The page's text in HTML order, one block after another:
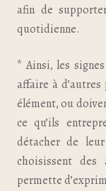
afin de
quotidienne.
* Ainsi, les
affaire à
élément, ou
ce qu’ils
détacher de
choisissent
permette